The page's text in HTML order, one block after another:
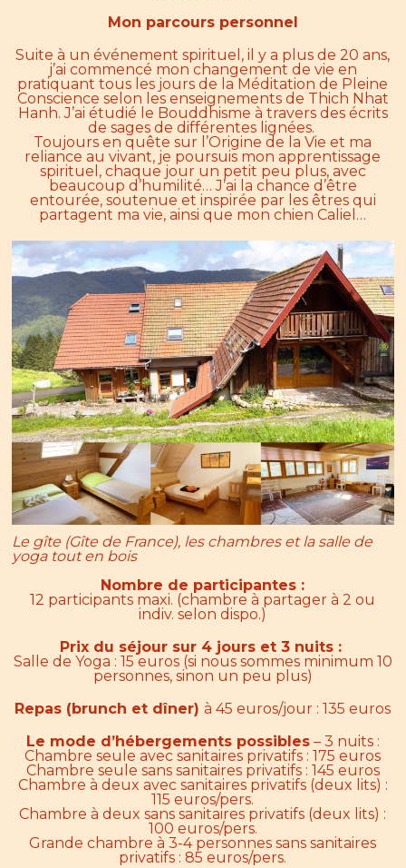
Mon parcours personnel
Suite à un événement spirituel, il y a plus de 20 ans,
j’ai commencé mon changement de vie en
pratiquant tous les jours de la Méditation de Pleine
Conscience selon les enseignements de Thich Nhat
Hanh. J’ai étudié le Bouddhisme à travers des écrits
de sages de différentes lignées.
Toujours en quête sur l’Origine de la Vie et ma
reliance au vivant, je poursuis mon apprentissage
spirituel, chaque jour un petit peu plus, avec
beaucoup d’humilité… J’ai la chance d’être
entourée, soutenue et inspirée par les êtres qui
partagent ma vie, ainsi que mon chien Caliel…
Le gîte (Gîte de France), les chambres et la salle de
yoga tout en bois
Nombre de participantes :
12 participants maxi. (chambre à partager à 2 ou
indiv. selon dispo.)
Prix du séjour sur 4 jours et 3 nuits :
Salle de Yoga : 15 euros (si nous sommes minimum 10
personnes, sinon un peu plus)
Repas (brunch et dîner)à 45 euros/jour : 135 euros
Le mode d’hébergements possibles– 3 nuits :
Chambre seule avec sanitaires privatifs : 175 euros
Chambre seule sans sanitaires privatifs : 145 euros
Chambre à deux avec sanitaires privatifs (deux lits) :
115 euros/pers.
Chambre à deux sans sanitaires privatifs (deux lits) :
100 euros/pers.
Grande chambre à 3-4 personnes sans sanitaires
privatifs : 85 euros/pers.